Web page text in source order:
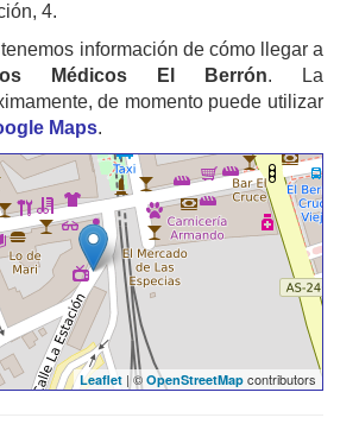
4.
información de cómo llegar a
Médicos El Berrón. La
de momento puede utilizar
Maps.
Leaflet | © OpenStreetMap contributors